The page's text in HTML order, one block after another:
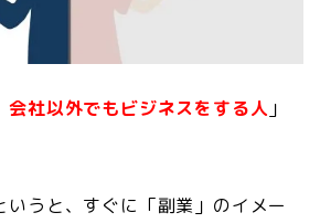
会社以外でもビジネスをする人 」
いうと、すぐに「副業」のイメー